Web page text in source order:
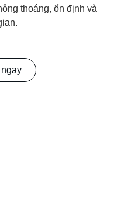
thoáng, ổn định và